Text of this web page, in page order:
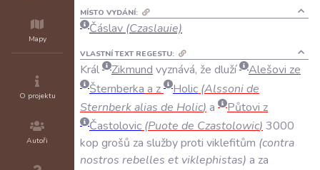
Mapy
O projektu
Autoři
MÍSTO VYDÁNÍ:
Čáslav (Czaslauie)
VLASTNÍ TEXT REGESTU:
Král Zikmund vyznává, že dluží Alešovi ze
Šternberka a z Holic (Alssonide
Sternberkalias de Holic) a Půtovi z
Častolovic (Puote de Czastolowic) 3000
kop grošů za službyproti viklefitům (contra
nostros rebelles et viklephistas) a za